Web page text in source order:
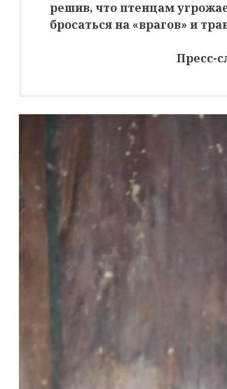
решив, что птенцам
бросаться на «врагов» и
Пресс-